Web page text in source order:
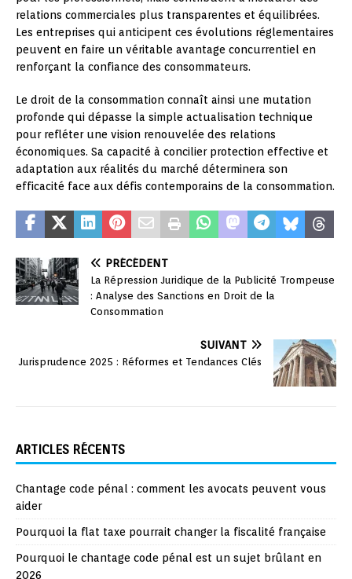
relations commerciales plus transparentes et équilibrées.
Les entreprises qui anticipent ces évolutions réglementaires
peuvent en faire un véritable avantage concurrentiel en
renforçant la confiance des consommateurs.
Le droit de la consommation connaît ainsi une mutation
profonde qui dépasse la simple actualisation technique
pour refléter une vision renouvelée des relations
économiques. Sa capacité à concilier protection effective et
adaptation aux réalités du marché déterminera son
efficacité face aux défis contemporains de la consommation.
PRÉCÉDENT
La Répression Juridique de la Publicité Trompeuse
: Analyse des Sanctions en Droit de la
Consommation
SUIVANT
Jurisprudence 2025 : Réformes et Tendances Clés
ARTICLES RÉCENTS
Chantage code pénal : comment les avocats peuvent vous
aider
Pourquoi la flat taxe pourrait changer la fiscalité française
Pourquoi le chantage code pénal est un sujet brûlant en
2026